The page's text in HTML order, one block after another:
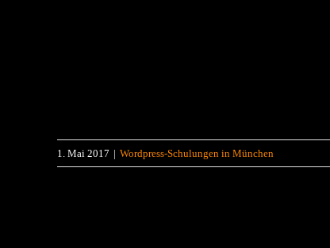
1. Mai 2017 | Wordpress-Schulungen in München